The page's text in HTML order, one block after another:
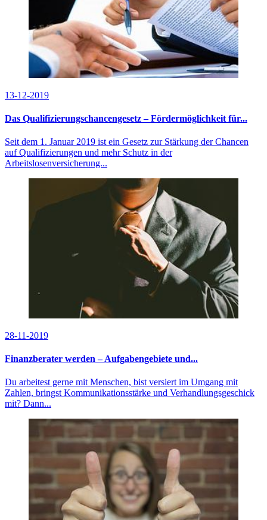
13-12-2019
Das Qualifizierungschancengesetz – Fördermöglichkeit für...
Seit dem 1. Januar 2019 ist ein Gesetz zur Stärkung der Chancen
auf Qualifizierungen und mehr Schutz in der
Arbeitslosenversicherung...
28-11-2019
Finanzberater werden – Aufgabengebiete und...
Du arbeitest gerne mit Menschen, bist versiert im Umgang mit
Zahlen, bringst Kommunikationsstärke und Verhandlungsgeschick
mit? Dann...